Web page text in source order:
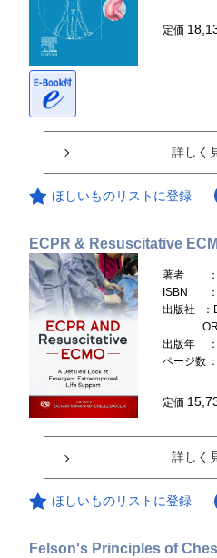
定価
詳しく
ほしいものリストに登録
ECPR & Resuscitative
著者
ISBN
出版社
出版年
ページ数
定価
詳しく
ほしいものリストに登録
Felson's Principles of